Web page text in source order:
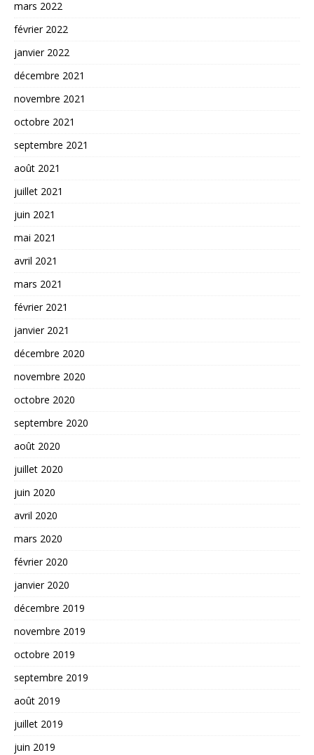
mars 2022
février 2022
janvier 2022
décembre 2021
novembre 2021
octobre 2021
septembre 2021
août 2021
juillet 2021
juin 2021
mai 2021
avril 2021
mars 2021
février 2021
janvier 2021
décembre 2020
novembre 2020
octobre 2020
septembre 2020
août 2020
juillet 2020
juin 2020
avril 2020
mars 2020
février 2020
janvier 2020
décembre 2019
novembre 2019
octobre 2019
septembre 2019
août 2019
juillet 2019
juin 2019